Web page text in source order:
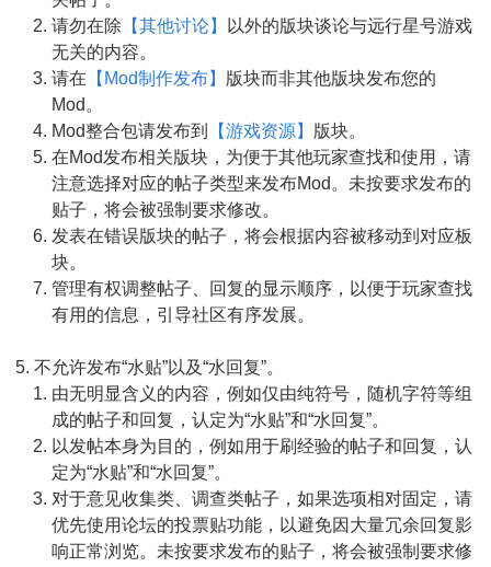
请勿在除 【其他讨论】
以外的版块谈论与远行星号游戏
无关的内容。
请在 【Mod制作发布】 版块而非其他版块发布您的
Mod。
Mod整合包请发布到
【游戏资源】 版块。
在Mod发布相关版块，为便于其他玩家查找和使用，请
注意选择对应的帖子类型来发布Mod。未按要求发布的
贴子，将会被强制要求修改。
发表在错误版块的帖子，将会根据内容被移动到对应板
块。
管理有权调整帖子、回复的显示顺序，以便于玩家查找
有用的信息，引导社区有序发展。
不允许发布“水贴”以及“水回复”。
由无明显含义的内容，例如仅由纯符号，随机字符等组
成的帖子和回复，认定为“水贴”和“水回复”。
以发帖本身为目的，例如用于刷经验的帖子和回复，认
定为“水贴”和“水回复”。
对于意见收集类、调查类帖子，如果选项相对固定，请
优先使用论坛的投票贴功能，以避免因大量冗余回复影
响正常浏览。未按要求发布的贴子，将会被强制要求修